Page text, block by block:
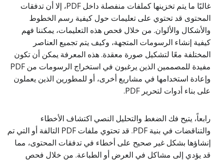
غالبًا ما يتم تخزينها كملفات منفصلة داخل PDF، إلا أن تدفقات
المحتوى قد تحتوي على تعليمات حول كيفية رسم الخطوط
والأشكال والألوان. من خلال فحص هذه التعليمات، يمكننا فهم
كيفية إنشاء الرسومات المتجهة، وكيف يتم تجميع العناصر
المختلفة معًا لتشكيل صورة معقدة. هذه المعرفة يمكن أن تكون
مفيدة للمصممين الذين يرغبون في استخراج الرسومات من PDF
وإعادة استخدامها في مشاريع أخرى، أو للمطورين الذين يعملون
على بناء أدوات لتحرير PDF.
رابعاً، يتيح فك الضغط والتحليل النصي اكتشاف الأخطاء
والتناقضات في بنية PDF. قد تحتوي ملفات PDF التالفة أو التي تم
إنشاؤها بشكل غير صحيح على أخطاء في تدفقات المحتوى، مما
قد يؤدي إلى مشاكل في العرض أو الطباعة. من خلال فحص